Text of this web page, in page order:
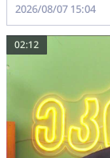
2026/08/07 15:04
02:12